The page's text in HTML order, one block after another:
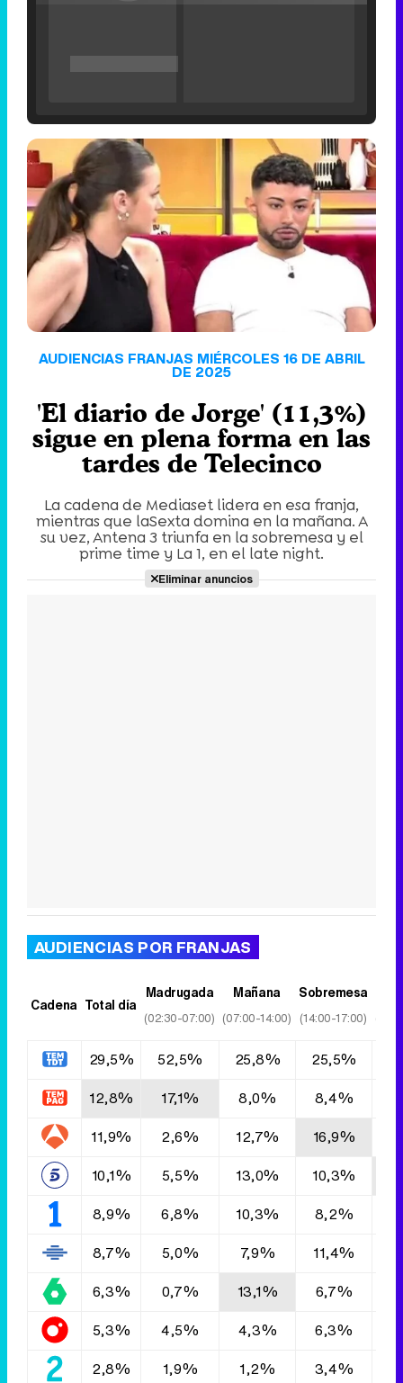
'120 Minutos' celebra sus 2.000 programas en Telemadrid con un vídeo del día a día en la redacción
Tráiler de '33 días', la nueva serie de Atresplayer con Julián Villagrán y José Manuel Poga
Tráiler en catalán de 'Ravalear', la nueva serie de HBO Max sobre los fondos buitre
Tráiler de la tercera temporada de 'The Walking Dead: Dead City' de AMC+
AUDIENCIAS FRANJAS MIÉRCOLES 16 DE ABRIL
DE 2025
'El diario de Jorge' (11,3%)
sigue en plena forma en las
tardes de Telecinco
La cadena de Mediaset lidera en esa franja,
mientras que laSexta domina en la mañana. A
su vez, Antena 3 triunfa en la sobremesa y el
prime time y La 1, en el late night.
Eliminar anuncios
AUDIENCIAS POR FRANJAS
Cadena Total día
Madrugada
(02:30-07:00)
Mañana
(07:00-14:00)
Sobremesa
(14:00-17:00)
29,5% 52,5% 25,8% 25,5%
12,8%
17,1% 8,0% 8,4%
11,9%
2,6% 12,7% 16,9%
10,1%
5,5% 13,0% 10,3%
8,9%
6,8% 10,3% 8,2%
8,7%
5,0% 7,9% 11,4%
6,3%
0,7% 13,1% 6,7%
5,3%
4,5% 4,3% 6,3%
2,8%
1,9% 1,2% 3,4%